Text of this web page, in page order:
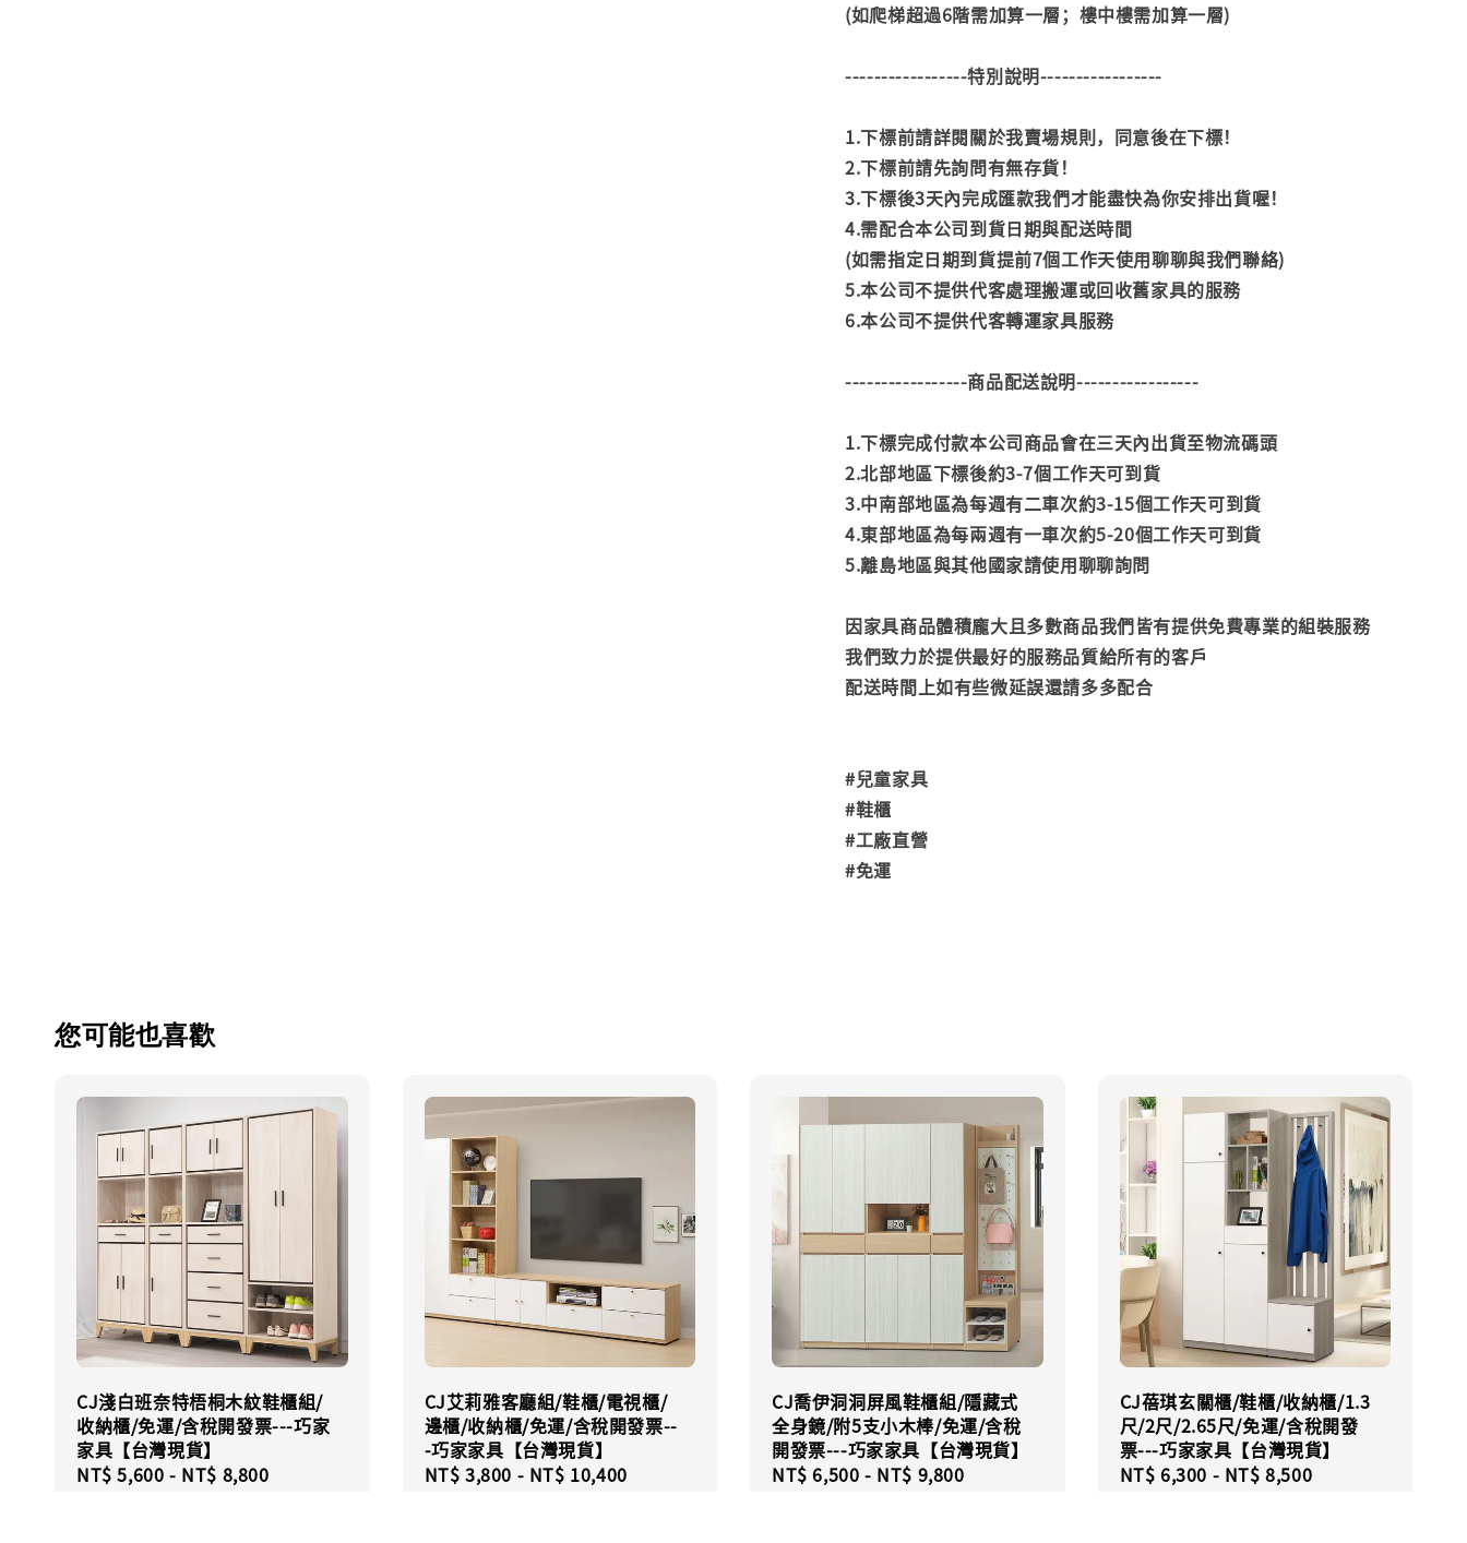
(如爬梯超過6階需加算一層；樓中樓需加算一層)
-----------------特別說明-----------------
1.下標前請詳閱關於我賣場規則，同意後在下標！
2.下標前請先詢問有無存貨！
3.下標後3天內完成匯款我們才能盡快為你安排出貨喔！
4.需配合本公司到貨日期與配送時間
(如需指定日期到貨提前7個工作天使用聊聊與我們聯絡)
5.本公司不提供代客處理搬運或回收舊家具的服務
6.本公司不提供代客轉運家具服務
-----------------商品配送說明-----------------
1.下標完成付款本公司商品會在三天內出貨至物流碼頭
2.北部地區下標後約3-7個工作天可到貨
3.中南部地區為每週有二車次約3-15個工作天可到貨
4.東部地區為每兩週有一車次約5-20個工作天可到貨
5.離島地區與其他國家請使用聊聊詢問
因家具商品體積龐大且多數商品我們皆有提供免費專業的組裝服務
我們致力於提供最好的服務品質給所有的客戶
配送時間上如有些微延誤還請多多配合
#兒童家具
#鞋櫃
#工廠直營
#免運
您可能也喜歡
CJ淺白班奈特梧桐木紋鞋櫃組/
收納櫃/免運/含稅開發票---巧家
家具【台灣現貨】
Regular
NT$ 5,600 - NT$ 8,800
CJ艾莉雅客廳組/鞋櫃/電視櫃/
邊櫃/收納櫃/免運/含稅開發票--
-巧家家具【台灣現貨】
Regular
NT$ 3,800 - NT$ 10,400
CJ喬伊洞洞屏風鞋櫃組/隱藏式
全身鏡/附5支小木棒/免運/含稅
開發票---巧家家具【台灣現貨】
Regular
NT$ 6,500 - NT$ 9,800
CJ蓓琪玄關櫃/鞋櫃/收納櫃/1.3
尺/2尺/2.65尺/免運/含稅開發
票---巧家家具【台灣現貨】
Regular
NT$ 6,300 - NT$ 8,500